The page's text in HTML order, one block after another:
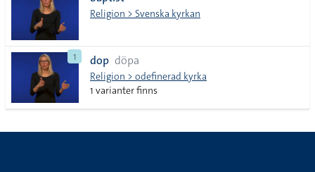
lista
Religion > Svenska kyrkan
1 dop döpa
Religion > odefinerad kyrka
1 varianter finns